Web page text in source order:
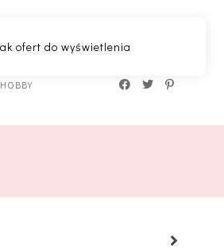
HOBBY